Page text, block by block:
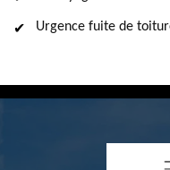
Urgence fuite de